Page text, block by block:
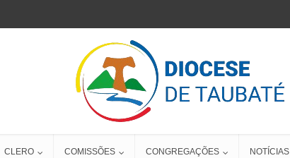
CLERO COMISSÕES CONGREGAÇÕES NOTÍCIAS